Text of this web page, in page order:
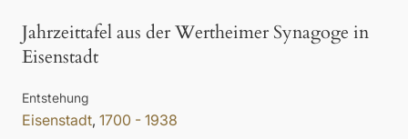
Jahrzeittafel aus der Wertheimer Synagoge in
Eisenstadt
Entstehung
Eisenstadt, 1700 - 1938